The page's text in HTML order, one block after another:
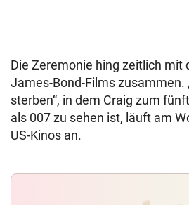
Die Zeremonie hing zeitlich mit
James-Bond-Films zusammen.
sterben“, in dem Craig zum
als 007 zu sehen ist, läuft am
US-Kinos an.